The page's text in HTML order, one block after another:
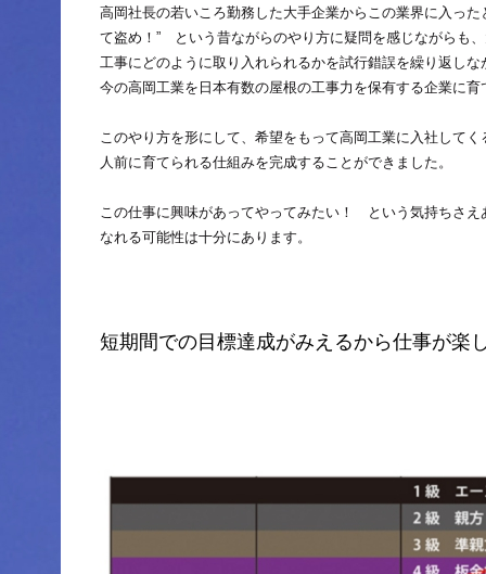
高岡社長の若いころ勤務した大手企業からこの業界に入っ
て盗め！” という昔ながらのやり方に疑問を感じながらも
工事にどのように取り入れられるかを試行錯誤を繰り返し
今の高岡工業を日本有数の屋根の工事力を保有する企業に育
このやり方を形にして、希望をもって高岡工業に入社して
人前に育てられる仕組みを完成することができました。
この仕事に興味があってやってみたい！ という気持ちさ
なれる可能性は十分にあります。
短期間での目標達成がみえるから仕事が楽